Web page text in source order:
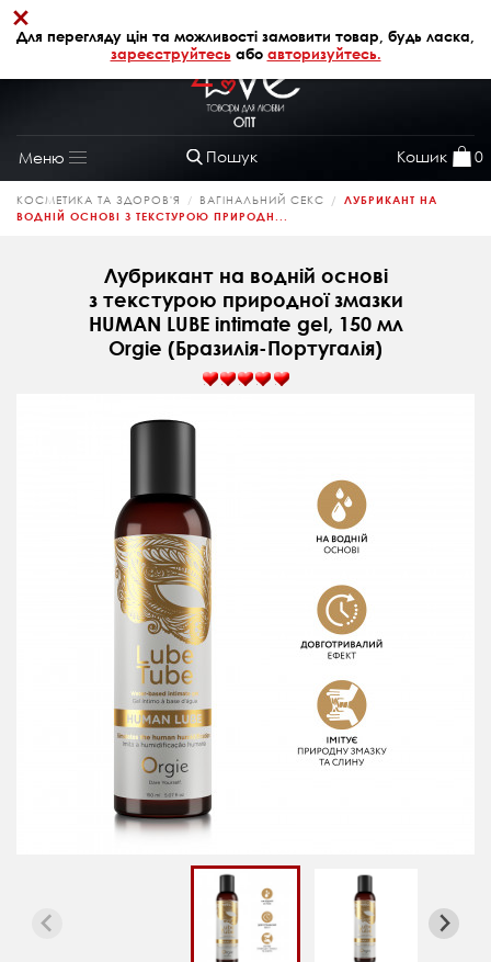
Для перегляду цін та можливості замовити товар, будь ласка,
зареєструйтесьабо авторизуйтесь.
×
Пошук Кошик 0
Меню
Toggle
navigation
КОСМЕТИКА ТА ЗДОРОВ'Я ВАГІНАЛЬНИЙ СЕКС
ЛУБРИКАНТ НА
ВОДНІЙ ОСНОВІ З ТЕКСТУРОЮ ПРИРОДН...
Лубрикант на водній основі
з текстурою природної змазки
HUMAN LUBE intimate gel, 150 мл
Orgie (Бразилія-Португалія)